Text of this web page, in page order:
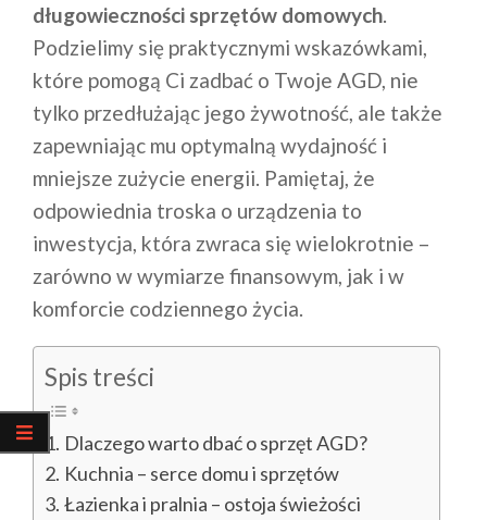
długowieczności sprzętów domowych.
Podzielimy się praktycznymi wskazówkami,
które pomogą Ci zadbać o Twoje AGD, nie
tylko przedłużając jego żywotność, ale także
zapewniając mu optymalną wydajność i
mniejsze zużycie energii. Pamiętaj, że
odpowiednia troska o urządzenia to
inwestycja, która zwraca się wielokrotnie –
zarówno w wymiarze finansowym, jak i w
komforcie codziennego życia.
Spis treści
Dlaczego warto dbać o sprzęt AGD?
Kuchnia – serce domu i sprzętów
Łazienka i pralnia – ostoja świeżości